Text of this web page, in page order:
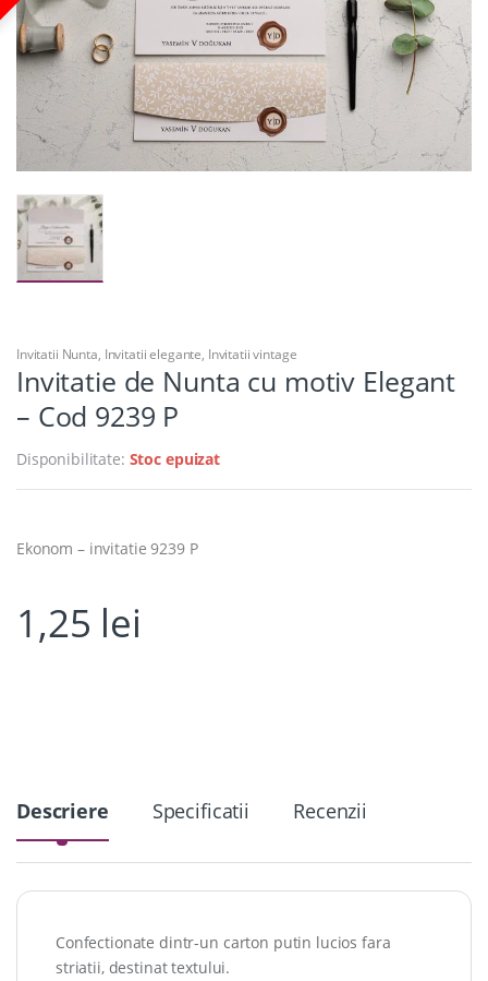
Invitatii Nunta, Invitatii elegante, Invitatii vintage
Invitatie de Nunta cu motiv Elegant
– Cod 9239 P
Disponibilitate: Stoc epuizat
Ekonom – invitatie 9239 P
1,25 lei
Descriere Specificatii Recenzii
Confectionate dintr-un carton putin lucios fara
striatii, destinat textului.